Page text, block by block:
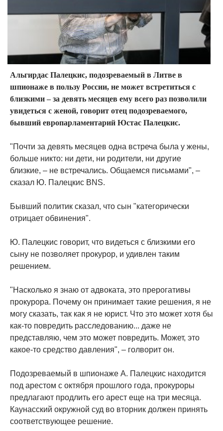
Альгирдас Палецкис, подозреваемый в Литве в
шпионаже в пользу России, не может встретиться с
близкими – за девять месяцев ему всего раз позволили
увидеться с женой, говорит отец подозреваемого,
бывший европарламентарий Юстас Палецкис.
"Почти за девять месяцев одна встреча была у жены,
больше никто: ни дети, ни родители, ни другие
близкие, – не встречались. Общаемся письмами", –
сказал Ю. Палецкис BNS.
Бывший политик сказал, что сын "категорически
отрицает обвинения".
Ю. Палецкис говорит, что видеться с близкими его
сыну не позволяет прокурор, и удивлен таким
решением.
"Насколько я знаю от адвоката, это прерогативы
прокурора. Почему он принимает такие решения, я не
могу сказать, так как я не юрист. Что это может хотя бы
как-то повредить расследованию... даже не
представляю, чем это может повредить. Может, это
какое-то средство давления", – голворит он.
Подозреваемый в шпионаже А. Палецкис находится
под арестом с октября прошлого года, прокуроры
предлагают продлить его арест еще на три месяца.
Каунасский окружной суд во вторник должен принять
соответствующее решение.